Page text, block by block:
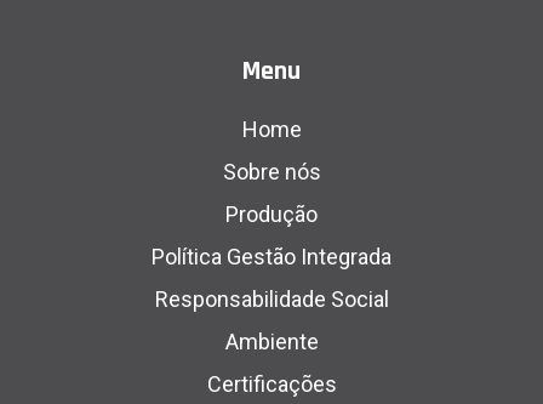
Menu
Home
Sobre nós
Produção
Política Gestão Integrada
Responsabilidade Social
Ambiente
Certificações